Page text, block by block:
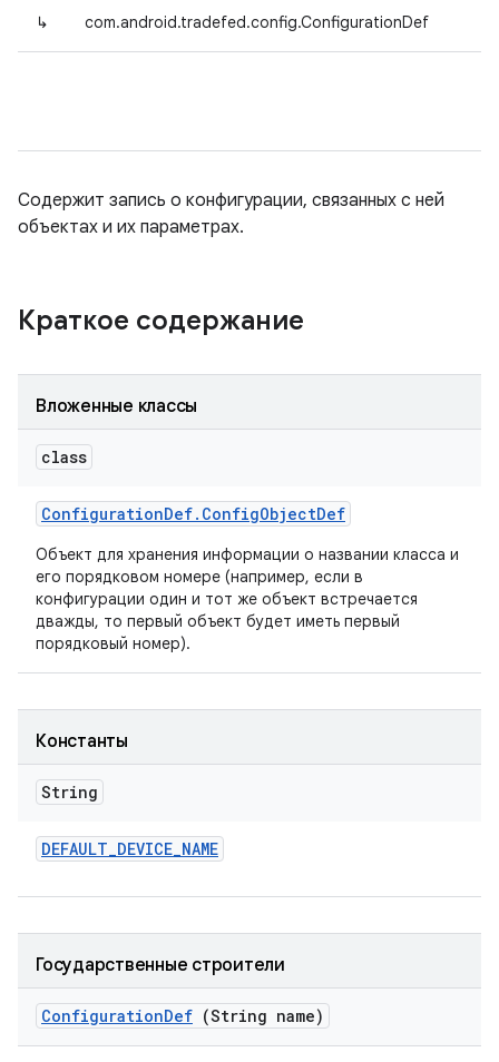
↳ com.android.tradefed.config.ConfigurationDef
Содержит запись о конфигурации, связанных с ней
объектах и ​​их параметрах.
Краткое содержание
Вложенные классы
class
ConfigurationDef. ConfigObjectDef
Объект для хранения информации о названии класса и
его порядковом номере (например, если в
конфигурации один и тот же объект встречается
дважды, то первый объект будет иметь первый
порядковый номер).
Константы
String
DEFAULT_DEVICE_NAME
Государственные строители
ConfigurationDef (String name)